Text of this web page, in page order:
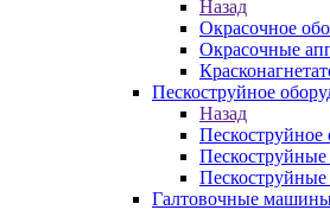
Назад
Окрасочное
Окрасочные
Пескоструйное
Назад
Пескоструйное
Галтовочные